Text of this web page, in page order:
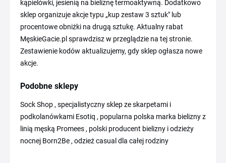
kąpielówki, jesienią na bieliznę termoaktywną. Dodatkowo
sklep organizuje akcje typu „kup zestaw 3 sztuk" lub
procentowe obniżki na drugą sztukę. Aktualny rabat
MęskieGacie.pl sprawdzisz w przeglądzie na tej stronie.
Zestawienie kodów aktualizujemy, gdy sklep ogłasza nowe
akcje.
Podobne sklepy
Sock Shop , specjalistyczny sklep ze skarpetami i
podkolanówkami Esotiq , popularna polska marka bielizny z
linią męską Promees , polski producent bielizny i odzieży
nocnej Born2Be , odzież casual dla całej rodziny